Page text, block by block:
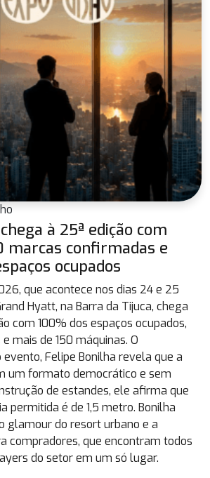
à 25ª edição com
marcas confirmadas e
ocupados
que acontece nos dias 24 e 25
Hyatt, na Barra da Tijuca, chega
com 100% dos espaços ocupados,
mais de 150 máquinas. O
Felipe Bonilha revela que a
um formato democrático e sem
de estandes, ele afirma que
permitida é de 1,5 metro. Bonilha
glamour do resort urbano e a
compradores, que encontram todos
do setor em um só lugar.